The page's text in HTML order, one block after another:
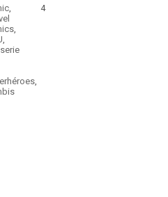
,
,
,
,
4